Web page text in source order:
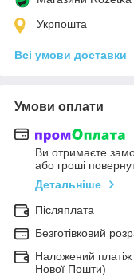
Укрпошта
Всі умови доставки
Умови оплати
Ви отримаєте
або гроші
Детальніше
Післяплата
Безготівковий
Наложений платіж
Нової Пошти)